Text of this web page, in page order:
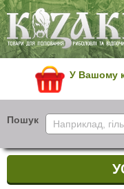
У Вашому
Пошук